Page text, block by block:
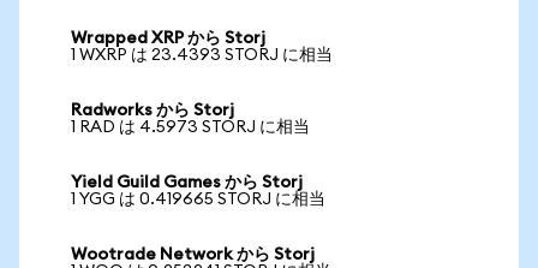
Wrapped XRP から Storj
1 WXRP は 23.4393 STORJ に相当
Radworks から Storj
1 RAD は 4.5973 STORJ に相当
Yield Guild Games から Storj
1 YGG は 0.419665 STORJ に相当
Wootrade Network から Storj